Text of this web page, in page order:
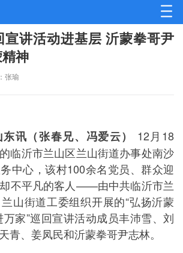
宣讲活动进基层 沂蒙拳哥尹
神
张瑜
讯（张春兄、冯爱云）
12月18
临沂市兰山区兰山街道办事处南沙
中心，该村100余名党员、群众迎
不平凡的客人——由中共临沂市兰
山街道工委组织开展的“弘扬沂蒙
万家”巡回宣讲活动成员丰沛雪、刘
青、姜凤民和沂蒙拳哥尹志林。